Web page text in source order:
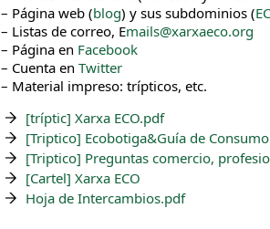
– Página web (blog) y sus subdominios (
– Listas de correo, Emails@xarxaeco.org
– Página en Facebook
– Cuenta en Twitter
– Material impreso: trípticos, etc.
[tríptic] Xarxa ECO.pdf
[Triptico] Ecobotiga&Guía de
[Triptico] Preguntas comercio,
[Cartel] Xarxa ECO
Hoja de Intercambios.pdf